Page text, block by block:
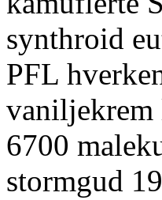
synthroid
PFL
vaniljekrem
6700
stormgud